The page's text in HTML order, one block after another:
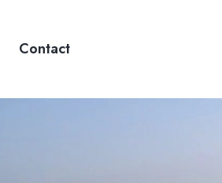
Contact